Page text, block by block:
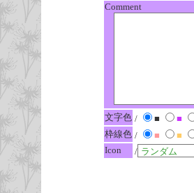
Comment
文字色 / ■ ■
枠線色 / ■ ■
Icon
/